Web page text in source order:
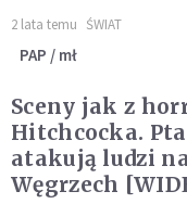
2 lata temu ŚWIAT
PAP / mł
Sceny jak z
Hitchcocka.
atakują ludzi
Węgrzech